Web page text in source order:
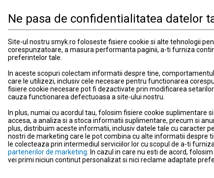
Ne pasa de confidentialitatea datelor
Site-ul nostru smyk.ro foloseste fisiere cookie si alte tehnologii
corespunzatoare, a masura performanta paginii, a-ti furniza
preferintelor tale.
In aceste scopuri colectam informatii despre tine,
care le utilizezi, inclusiv cele necesare pentru functionarea
fisiere cookie necesare pot fi dezactivate prin modificarea
cauza functionarea defectuoasa a site-ului nostru.
In plus, numai cu acordul tau, folosim fisiere cookie suplimentare
accesa, a analiza si a stoca informatii suplimentare, precum si
plus, distribuim aceste informatii, inclusiv datele tale cu caracter
nostri de marketing care le pot combina cu alte informatii despre
le colecteaza prin intermediul serviciilor lor cu scopul de a-ti
partenerilor de marketing . In cazul in care nu esti de acord,
vei primi niciun continut personalizat si nici reclame adaptate
Imbracaminte, incaltaminte si accesorii
Jucarii si jocuri
Promotii
Blog smyk.com
Contact
Suport
Card
Costuri
Locatii